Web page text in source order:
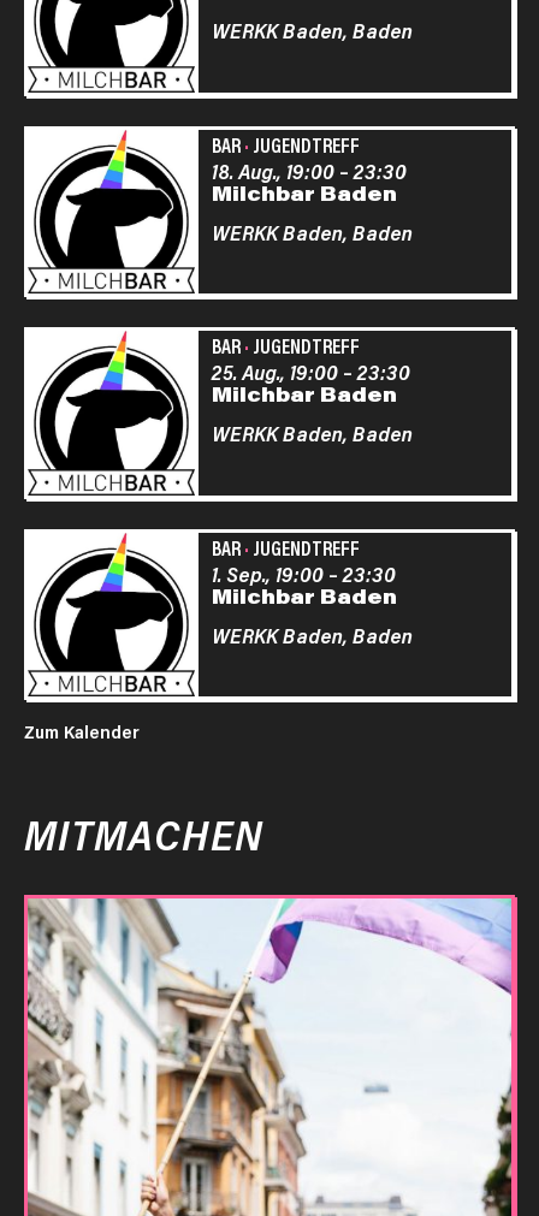
WERKK Baden, Baden
BAR· JUGENDTREFF
Milchbar Baden
18. Aug., 19:00–23:30
WERKK Baden, Baden
BAR· JUGENDTREFF
Milchbar Baden
25. Aug., 19:00–23:30
WERKK Baden, Baden
BAR· JUGENDTREFF
Milchbar Baden
1. Sep., 19:00–23:30
WERKK Baden, Baden
Zum Kalender
MITMACHEN